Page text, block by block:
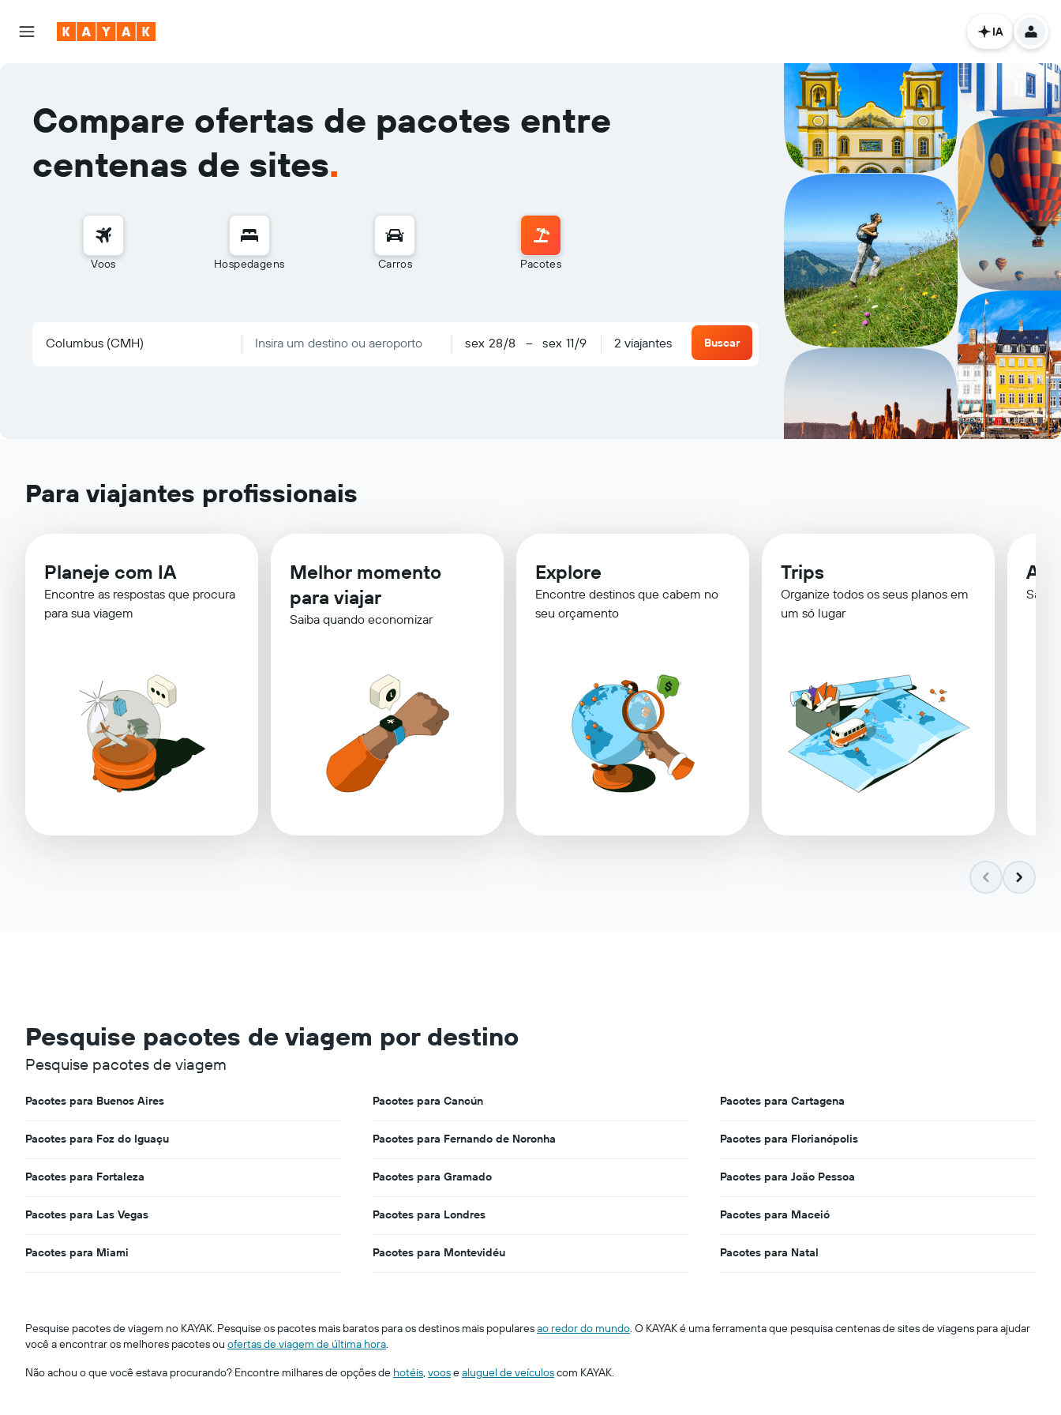
IA
Compare ofertas de pacotes entre
centenas de sites.
Voos Hospedagens Carros Pacotes
sex 28/8 – sex 11/9 2 viajantes Buscar
Para viajantes profissionais
Planeje com IA
Encontre as respostas que procura
para sua viagem
Melhor momento
para viajar
Saiba quando economizar
Explore
Encontre destinos que cabem no
seu orçamento
Trips
Organize todos os seus planos em
um só lugar
Saiba
Pesquise pacotes de viagem por destino
Pesquise pacotes de viagem
Pacotes para Buenos Aires
Pacotes para Foz do Iguaçu
Pacotes para Fortaleza
Pacotes para Las Vegas
Pacotes para Miami
Pacotes para Cancún
Pacotes para Fernando de Noronha
Pacotes para Gramado
Pacotes para Londres
Pacotes para Montevidéu
Pacotes para Cartagena
Pacotes para Florianópolis
Pacotes para João Pessoa
Pacotes para Maceió
Pacotes para Natal
Pesquise pacotes de viagem no KAYAK. Pesquise os pacotes mais baratos para os destinos mais popularesao redor do mundo. O KAYAK é uma ferramenta que pesquisa centenas de sites de viagens para ajudar
você a encontrar os melhores pacotes ou ofertas de viagem de última hora.
Não achou o que você estava procurando? Encontre milhares de opções de hotéis, voosealuguel de veículoscom KAYAK.